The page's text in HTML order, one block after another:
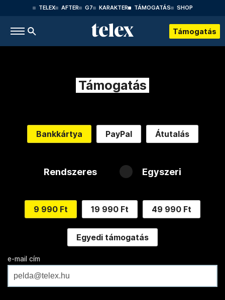
TELEX AFTER G7 KARAKTER TÁMOGATÁS SHOP
Támogatás
Támogatás
Bankkártya PayPal Átutalás
Rendszeres Egyszeri
9 990 Ft 19 990 Ft 49 990 Ft
Egyedi támogatás
e-mail cím